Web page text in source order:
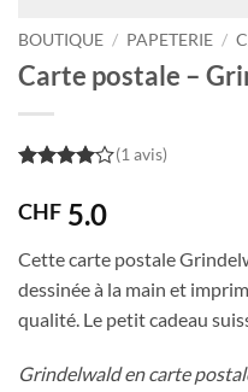
BOUTIQUE / PAPETERIE /
Carte postale –
5
(1 avis)
CHF 5.0
Cette carte postale
dessinée à la main et
qualité. Le petit cadeau
Grindelwald en carte